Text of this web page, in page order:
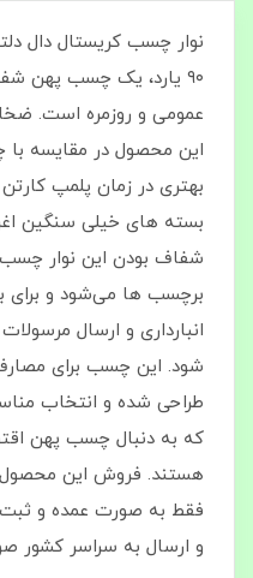
۹۰ یارد، یک چسب پهن
این محصول در مقایسه
بهتری در زمان پلمپ
بسته‌ های خیلی سنگین
شفاف بودن این نوار
برچسب‌ ها می‌شود و برای
انبارداری و ارسال
شود. این چسب برای
طراحی شده و انتخاب
که به دنبال چسب پهن
هستند. فروش این محصول
فقط به صورت عمده و
و ارسال به سراسر کشور